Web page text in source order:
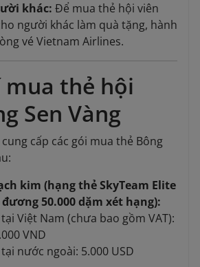
khác: Để mua thẻ hội viên
người khác làm quà tặng, hành
vé Vietnam Airlines.
thẻ hội
Sen Vàng
cấp các gói mua thẻ Bông
kim (hạng thẻ SkyTeam Elite
50.000 dặm xét hạng):
Việt Nam (chưa bao gồm VAT):
VND
nước ngoài: 5.000 USD